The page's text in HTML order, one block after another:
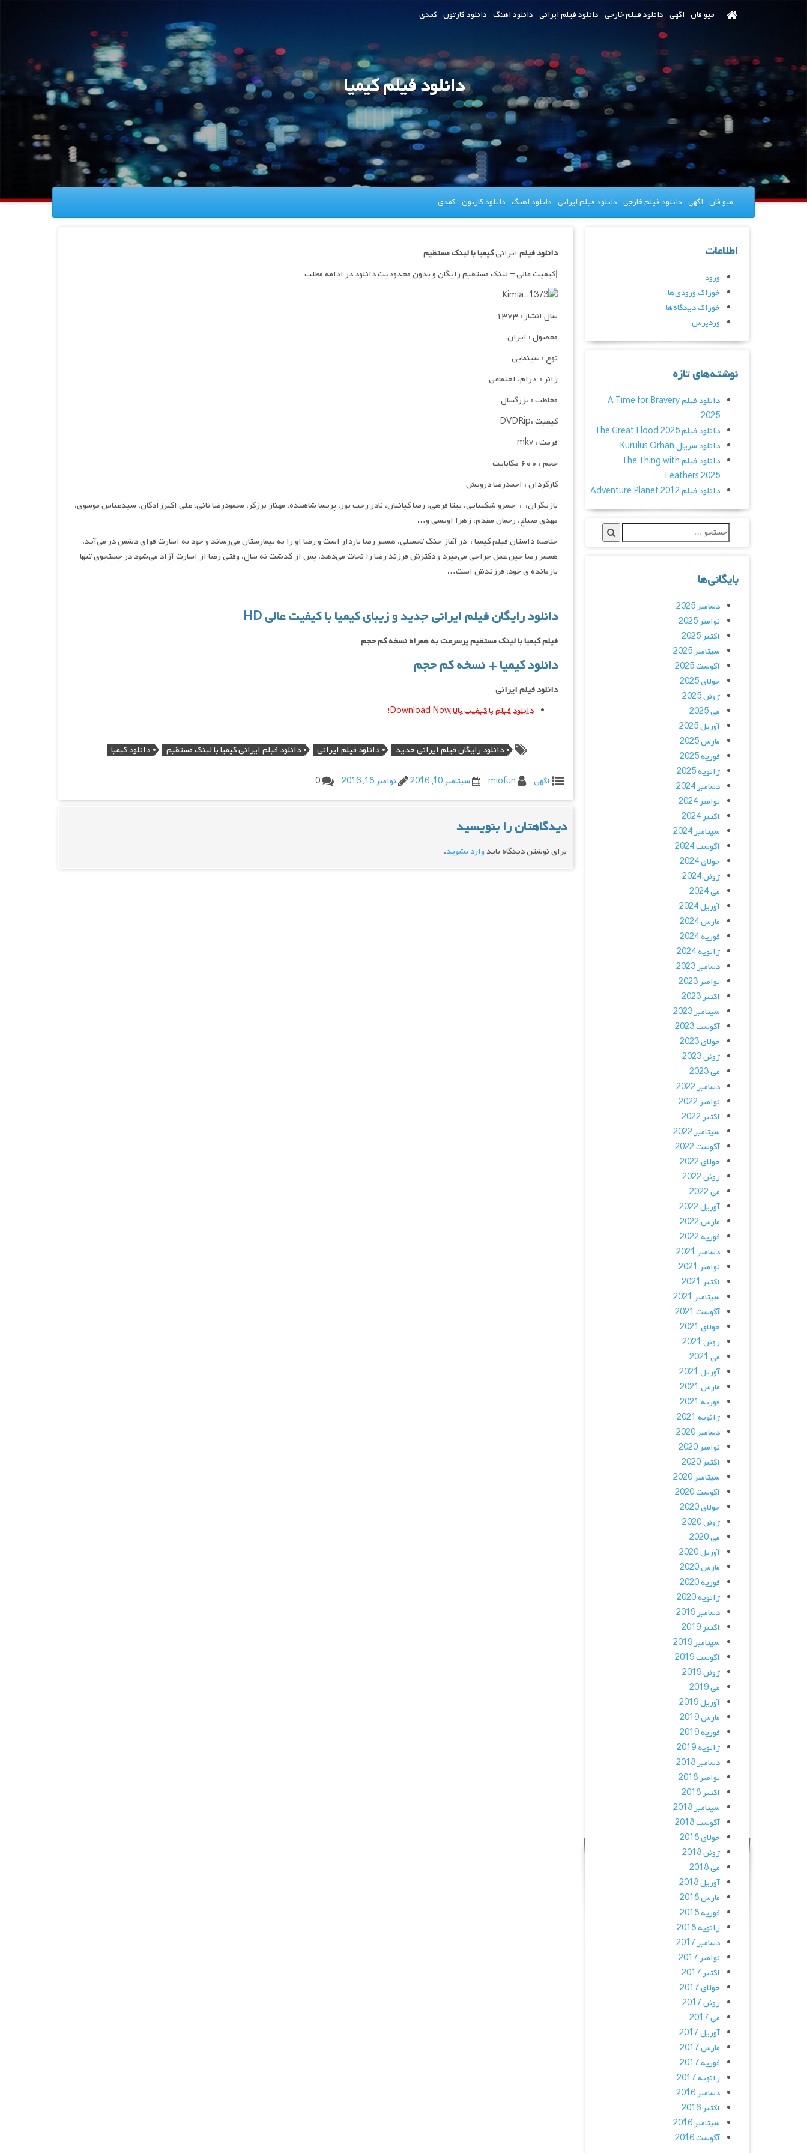
میو فان اگهی دانلود فیلم خارجی دانلود فیلم ایرانی دانلود اهنگ دانلود کارتون کمدی
دانلود فیلم کیمیا
میو فان اگهی دانلود فیلم خارجی دانلود فیلم ایرانی دانلود اهنگ دانلود کارتون کمدی
دانلود فیلم ایرانیکیمیابا لینک مستقیم
|کیفیت عالی – لینک مستقیم رایگان و بدون محدودیت دانلود در ادامه مطلب
سال انشار : ۱۳۷۳
محصول : ایران
نوع : سینمایی
ژانر : درام، اجتماعی
مخاطب : بزرگسال
کیفیت :DVDRip
فرمت : mkv
حجم : ۶۰۰ مگابایت
کارگردان : احمدرضا درویش
بازیگران: : خسرو شکیبایی، بیتا فرهی، رضا کیانیان، نادر رجب پور، پریسا شاهنده، مهناز برزگر، محمودرضا ثانی، علی اکبرزادگان، سیدعباس موسوی،
مهدی صباغ، رحمان مقدم، زهرا اویسی و…
خلاصه داستان فیلم کیمیا : در آغاز جنگ تحمیلی، همسر رضا باردار است و رضا او را به بیمارستان می‌رساند و خود به اسارت قوای دشمن در می‌آید.
همسر رضا حین عمل جراحی می‌میرد و دکترش فرزند رضا را نجات می‌دهد. پس از گذشت نه سال، وقتی رضا از اسارت آزاد می‌شود در جستجوی تنها
بازمانده ی خود، فرزندش است…
دانلود رایگان فیلم ایرانی جدید و زیبای کیمیا با کیفیت عالیHD
فیلم کیمیا با لینک مستقیم پرسرعت به همراه نسخه کم حجم
دانلود کیمیا + نسخه کم حجم
دانلود فیلم ایرانی
دانلود فیلم با کیفیت بالاDownload Now!
دانلود رایگان فیلم ایرانی جدید دانلود فیلم ایرانی دانلود فیلم ایرانی کیمیا با لینک مستقیم دانلود کیمیا
اگهی miofun سپتامبر 10, 2016 نوامبر 18, 2016 0
دیدگاهتان را بنویسید
برای نوشتن دیدگاه بایدوارد بشوید.
اطلاعات
ورود
خوراک ورودی‌ها
خوراک دیدگاه‌ها
وردپرس
نوشته‌های تازه
دانلود فیلم A Time for Bravery
2025
دانلود فیلم The Great Flood 2025
دانلود سریال Kurulus Orhan
دانلود فیلم The Thing with
Feathers 2025
دانلود فیلم Adventure Planet 2012
بایگانی‌ها
دسامبر 2025
نوامبر 2025
اکتبر 2025
سپتامبر 2025
آگوست 2025
جولای 2025
ژوئن 2025
می 2025
آوریل 2025
مارس 2025
فوریه 2025
ژانویه 2025
دسامبر 2024
نوامبر 2024
اکتبر 2024
سپتامبر 2024
آگوست 2024
جولای 2024
ژوئن 2024
می 2024
آوریل 2024
مارس 2024
فوریه 2024
ژانویه 2024
دسامبر 2023
نوامبر 2023
اکتبر 2023
سپتامبر 2023
آگوست 2023
جولای 2023
ژوئن 2023
می 2023
دسامبر 2022
نوامبر 2022
اکتبر 2022
سپتامبر 2022
آگوست 2022
جولای 2022
ژوئن 2022
می 2022
آوریل 2022
مارس 2022
فوریه 2022
دسامبر 2021
نوامبر 2021
اکتبر 2021
سپتامبر 2021
آگوست 2021
جولای 2021
ژوئن 2021
می 2021
آوریل 2021
مارس 2021
فوریه 2021
ژانویه 2021
دسامبر 2020
نوامبر 2020
اکتبر 2020
سپتامبر 2020
آگوست 2020
جولای 2020
ژوئن 2020
می 2020
آوریل 2020
مارس 2020
فوریه 2020
ژانویه 2020
دسامبر 2019
اکتبر 2019
سپتامبر 2019
آگوست 2019
ژوئن 2019
می 2019
آوریل 2019
مارس 2019
فوریه 2019
ژانویه 2019
دسامبر 2018
نوامبر 2018
اکتبر 2018
سپتامبر 2018
آگوست 2018
جولای 2018
ژوئن 2018
می 2018
آوریل 2018
مارس 2018
فوریه 2018
ژانویه 2018
دسامبر 2017
نوامبر 2017
اکتبر 2017
جولای 2017
ژوئن 2017
می 2017
آوریل 2017
مارس 2017
فوریه 2017
ژانویه 2017
دسامبر 2016
اکتبر 2016
سپتامبر 2016
آگوست 2016